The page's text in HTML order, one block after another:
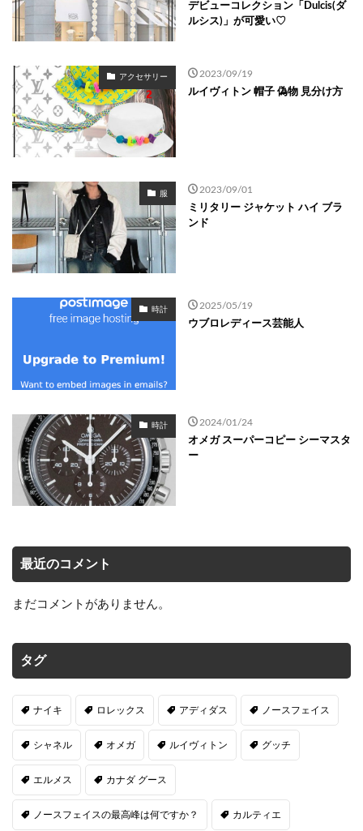
デビューコレクション「Dulcis(ダ
ルシス)」が可愛い♡
アクセサリー 2023/09/19
ルイヴィトン 帽子 偽物 見分け方
服 2023/09/01
ミリタリー ジャケット ハイ ブラ
ンド
時計 2025/05/19
ウブロレディース芸能人
時計 2024/01/24
オメガ スーパーコピー シーマスタ
ー
最近のコメント
まだコメントがありません。
タグ
ナイキ ロレックス アディダス ノースフェイス
シャネル オメガ ルイヴィトン グッチ
エルメス カナダ グース
ノースフェイスの最高峰は何ですか？ カルティエ